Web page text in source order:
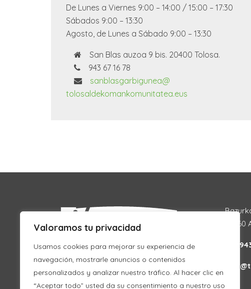
Valoramos tu privacidad
Usamos cookies para mejorar su experiencia de
navegación, mostrarle anuncios o contenidos
personalizados y analizar nuestro tráfico. Al hacer clic en
“Aceptar todo” usted da su consentimiento a nuestro uso
De Lunes a Viernes 9:00 – 14:00 / 15:00 – 17:30
Sábados 9:00 – 13:30
Agosto, de Lunes a Sábado 9:00 – 13:30
San Blas auzoa 9 bis. 20400 Tolosa.
943 67 16 78
sanblasgarbigunea@
tolosaldekomankomunitatea.eus
20260